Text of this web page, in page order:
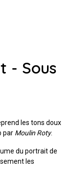
- Sous
les tons doux
par Moulin Roty.
du portrait de
les